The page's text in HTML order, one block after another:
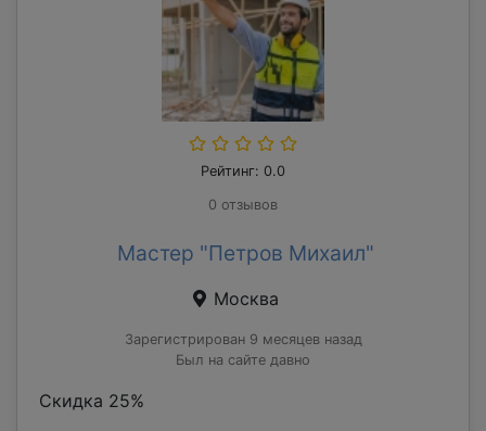
Рейтинг: 0.0
0 отзывов
Мастер "Петров Михаил"
Москва
Зарегистрирован 9 месяцев назад
Был на сайте давно
Скидка 25%